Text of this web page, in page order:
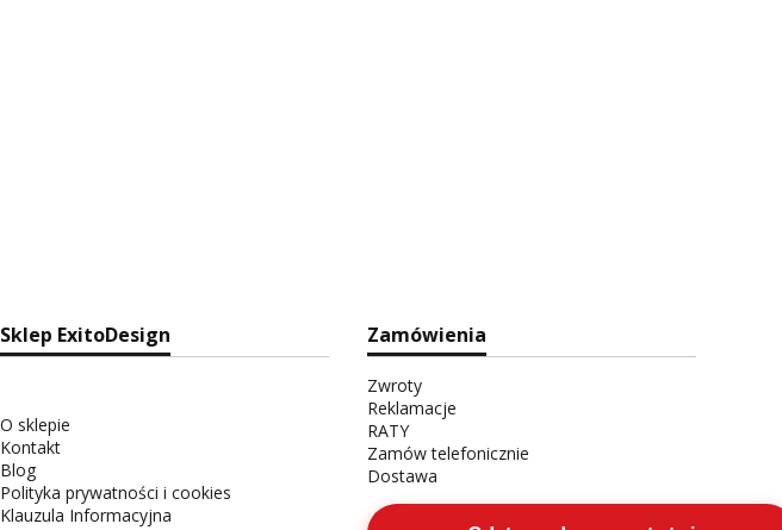
Sklep ExitoDesign
O sklepie
Kontakt
Blog
Polityka prywatności i cookies
Klauzula Informacyjna
Zamówienia
Zwroty
Reklamacje
RATY
Zamów telefonicznie
Dostawa